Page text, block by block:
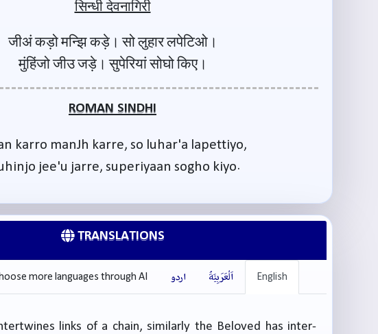
सिन्धी देवनागिरी
जीअं कड़ो मन्झि कड़े। सो लुहार लपेटिओ।
मुंहिंजो जीउ जड़े। सुपेरियां सोघो किए।
ROMAN SINDHI
karro manJh karre, so luhar'a lapettiyo,
jee'u jarre, superiyaan sogho kiyo.
TRANSLATIONS
English اَلْعَرَبِيَّةُ اردو more languages through AI
links of a chain, similarly the Beloved has inter-